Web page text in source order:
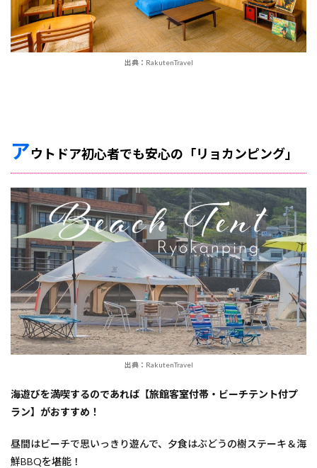
出典：RakutenTravel
アウトドア初心者でも安心の「リョカンピング」
出典：RakutenTravel
海遊びを満喫するのであれば【旅館客室付帯・ビーチテント付プ
ラン】がおすすめ！
昼間はビーチで思いっきり遊んで、夕食はぶどうの樹ステーキ＆海
鮮BBQを堪能！